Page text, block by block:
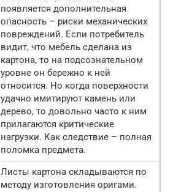
появляется дополнительная
опасность – риски механических
повреждений. Если потребитель
видит, что мебель сделана из
картона, то на подсознательном
уровне он бережно к ней
относится. Но когда поверхности
удачно имитируют камень или
дерево, то довольно часто к ним
прилагаются критические
нагрузки. Как следствие – полная
поломка предмета.
Листы картона складываются по
методу изготовления оригами.